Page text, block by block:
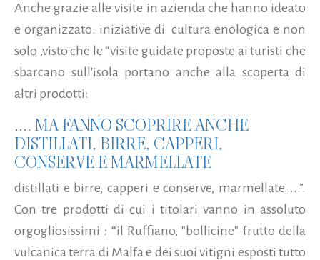
Anche grazie alle visite in azienda che hanno ideato
e organizzato: iniziative di cultura enologica e non
solo ,visto che le “visite guidate proposte ai turisti che
sbarcano sull'isola portano anche alla scoperta di
altri prodotti:
.... MA FANNO SCOPRIRE ANCHE
DISTILLATI, BIRRE, CAPPERI,
CONSERVE E MARMELLATE
distillati e birre, capperi e conserve, marmellate…..”.
Con tre prodotti di cui i titolari vanno in assoluto
orgogliosissimi : “il Ruffiano, "bollicine" frutto della
vulcanica terra di Malfa e dei suoi vitigni esposti tutto